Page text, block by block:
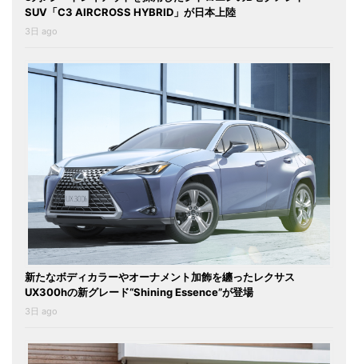
SUV「C3 AIRCROSS HYBRID」が日本上陸
3日 ago
新たなボディカラーやオーナメント加飾を纏ったレクサス
UX300hの新グレード“Shining Essence”が登場
3日 ago